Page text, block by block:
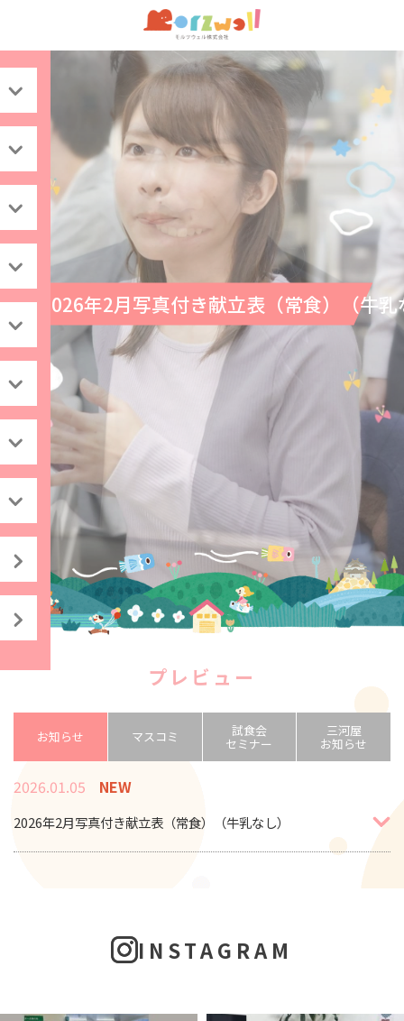
2026年2月写真付き献立表（常食）（牛
プレビュー
お知らせ マスコミ 試食会
セミナー
三河屋
お知らせ
2026.01.05 NEW
2026年2月写真付き献立表（常食）（牛乳なし）
INSTAGRAM